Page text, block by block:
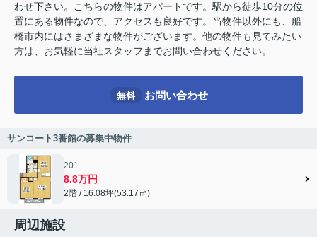
わせ下さい。こちらの物件はアパートです。駅から徒歩10分の位
置にある物件なので、アクセスも良好です。当物件以外にも、船
橋市内にはさまざまな物件がございます。他の物件も見てみたい
方は、お気軽に当社スタッフまでお問い合わせください。
無料 お問い合わせ
サンコート3番館の募集中物件
201
8.8万円
2階 / 16.08坪(53.17㎡)
周辺施設